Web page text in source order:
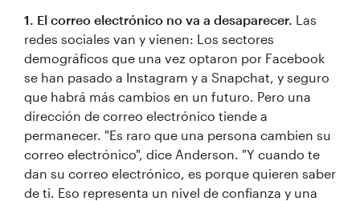
1. El correo electrónico no va a desaparecer. Las
redes sociales van y vienen: Los sectores
demográficos que una vez optaron por Facebook
se han pasado a Instagram y a Snapchat, y seguro
que habrá más cambios en un futuro. Pero una
dirección de correo electrónico tiende a
permanecer. "Es raro que una persona cambien su
correo electrónico", dice Anderson. "Y cuando te
dan su correo electrónico, es porque quieren saber
de ti. Eso representa un nivel de confianza y una